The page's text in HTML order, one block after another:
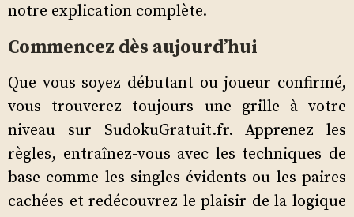
notre explication complète.
Commencez dès aujourd’hui
Que vous soyez débutant ou joueur confirmé,
vous trouverez toujours une grille à votre
niveau sur SudokuGratuit.fr. Apprenez les
règles, entraînez-vous avec les techniques de
base comme les singles évidents ou les paires
cachées et redécouvrez le plaisir de la logique